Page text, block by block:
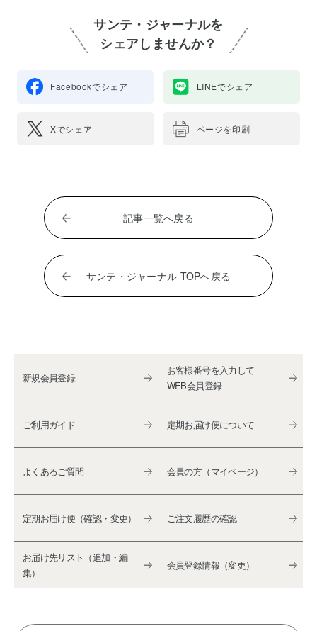
サンテ・ジャーナルを
シェアしませんか？
Facebookでシェア LINEでシェア
Xでシェア ページを印刷
記事一覧へ戻る
サンテ・ジャーナル TOPへ戻る
新規会員登録
お客様番号を入力して
WEB会員登録
ご利用ガイド 定期お届け便について
よくあるご質問 会員の方（マイページ）
定期お届け便（確認・変更） ご注文履歴の確認
お届け先リスト（追加・編
集）
会員登録情報（変更）